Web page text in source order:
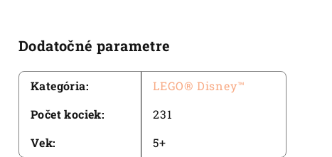
Dodatočné parametre
Kategória:
LEGO® Disney™
Počet kociek:
231
Vek: 5+